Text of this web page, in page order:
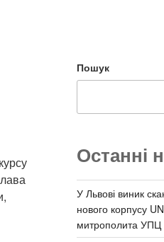
Пошук
Останні
У Львові виник
нового корпусу
митрополита